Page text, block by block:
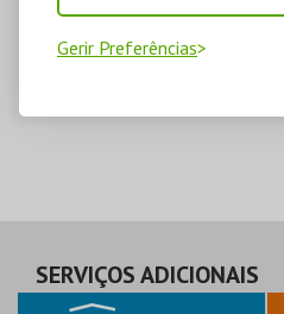
Gerir Preferências
SERVIÇOS ADICIONAIS